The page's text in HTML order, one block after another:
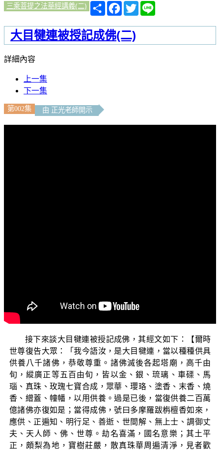
三乘菩提之法華經講義(二)
分
享
Facebook
Twitter
大目犍連被授記成佛(二)
詳細內容
上一集
下一集
第002集 由 正光老師開示
了五百位釋迦族人於缽中，這五百人都化為血水，最後還
是死了，證明了神通力敵不過業力。
接下來談大目犍連被授記成佛，其經文如下：【爾時
世尊復告大眾：「我今語汝，是大目犍連，當以種種供具
供養八千諸佛，恭敬尊重。諸佛滅後各起塔廟，高千由
旬，縱廣正等五百由旬，皆以金、銀、琉璃、車磲、馬
瑙、真珠、玫瑰七寶合成，眾華、瓔珞、塗香、末香、燒
香、繒蓋、幢幡，以用供養。過是已後，當復供養二百萬
億諸佛亦復如是；當得成佛，號曰多摩羅跋栴檀香如來，
應供、正遍知、明行足、善逝、世間解、無上士、調御丈
夫、天人師、佛、世尊。劫名喜滿，國名意樂；其土平
正，頗梨為地，寶樹莊嚴，散真珠華周遍清淨，見者歡